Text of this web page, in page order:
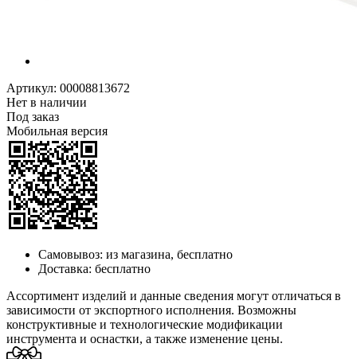
Артикул: 00008813672
Нет в наличии
Под заказ
Мобильная версия
Самовывоз: из магазина, бесплатно
Доставка: бесплатно
Ассортимент изделий и данные сведения могут отличаться в
зависимости от экспортного исполнения. Возможны
конструктивные и технологические модификации
инструмента и оснастки, а также изменение цены.